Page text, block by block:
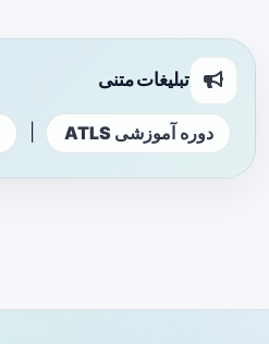
تبلیغات متنی
دوره آموزشی ATLS